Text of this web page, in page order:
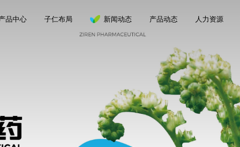
品中心 子仁布局 新闻动态 产品动态 人力资源